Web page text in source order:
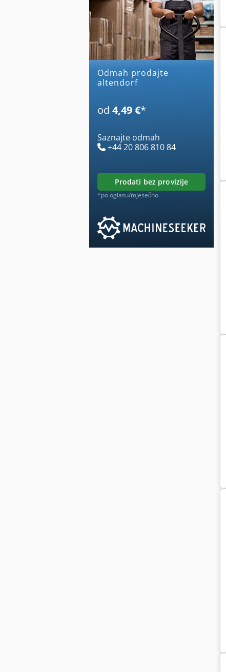
Odmah prodajte
altendorf
od 4,49 €*
Saznajte odmah
+44 20 806 810 84
prodati bez provizije
*po oglasu/mjesečno